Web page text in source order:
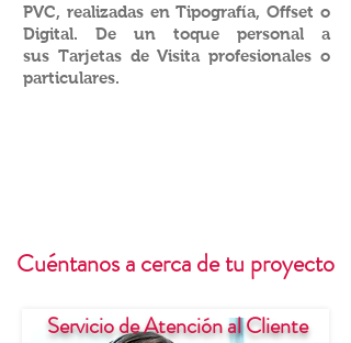
PVC, realizadas en Tipografía, Offset o
Digital. De un toque personal a
sus Tarjetas de Visita profesionales o
particulares.
Cuéntanos a cerca de tu proyecto
Servicio de Atención al Cliente